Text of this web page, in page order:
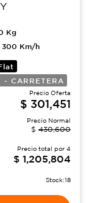
Kg
300 Km/h
- CARRETERA
Precio Oferta
$ 301,451
Precio Normal
$ 430,600
Precio total por 4
$ 1,205,804
Stock:18